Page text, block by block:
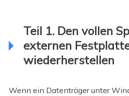
Teil 1. Den vollen
externen
wiederherstellen
Wenn ein Datenträger unter